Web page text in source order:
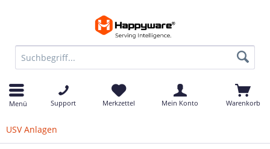
Menü Support Merkzettel Mein Konto Warenkorb
USV Anlagen